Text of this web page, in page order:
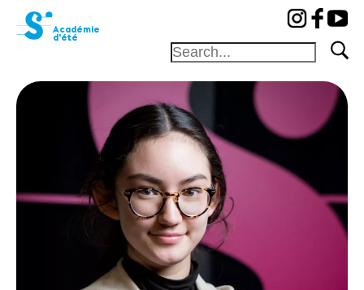
Académie
d'été
Fondation
Amis et